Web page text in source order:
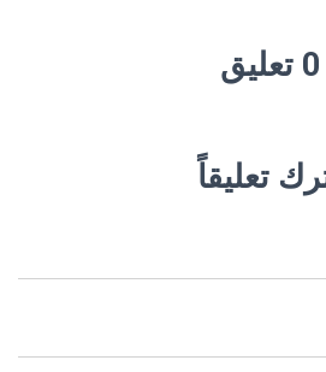
0 تعليق
تعليقاً